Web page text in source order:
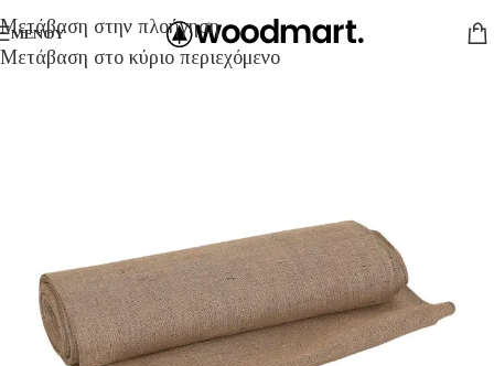
Μετάβαση στην πλοήγηση
Μετάβαση στο κύριο περιεχόμενο
ΜΕΝΟΎ